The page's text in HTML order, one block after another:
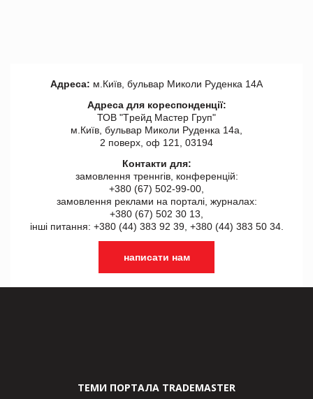
Адреса: м.Київ, бульвар Миколи Руденка 14А
Адреса для кореспонденції:
ТОВ "Tрейд Мастер Груп"
м.Київ, бульвар Миколи Руденка 14а,
2 поверх, оф 121, 03194
Контакти для:
замовлення треннгів, конференцій:
+380 (67) 502-99-00,
замовлення реклами на порталі, журналах:
+380 (67) 502 30 13,
інші питання: +380 (44) 383 92 39, +380 (44) 383 50 34.
написати нам
ТЕМИ ПОРТАЛА TRADEMASTER